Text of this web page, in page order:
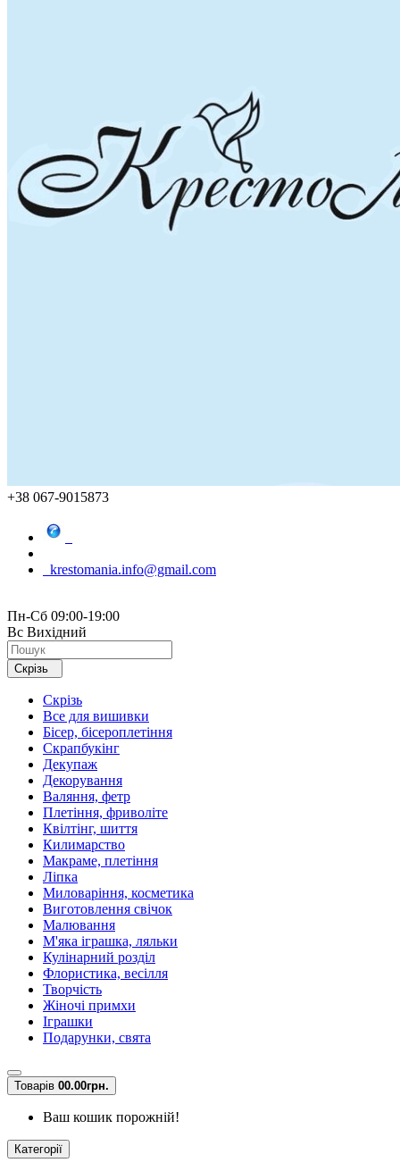
+38 067-9015873
krestomania.info@gmail.com
Пн-Сб 09:00-19:00
Вс Вихідний
Скрізь
Скрізь
Все для вишивки
Бісер, бісероплетіння
Скрапбукінг
Декупаж
Декорування
Валяння, фетр
Плетіння, фриволіте
Квілтінг, шиття
Килимарство
Макраме, плетіння
Ліпка
Миловаріння, косметика
Виготовлення свічок
Малювання
М'яка іграшка, ляльки
Кулінарний розділ
Флористика, весілля
Творчість
Жіночі примхи
Іграшки
Подарунки, свята
Товарів 00.00грн.
Ваш кошик порожній!
Категорії